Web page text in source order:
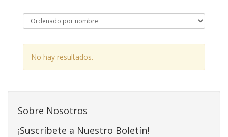
No hay resultados.
Sobre Nosotros
¡Suscríbete a Nuestro Boletín!